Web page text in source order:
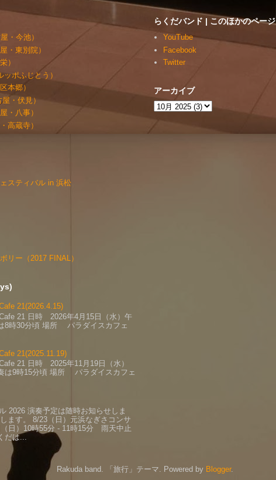
・今池）
・東別院）
）
ポふじとう）
本郷）
・伏見）
・八事）
高蔵寺）
スティバル in 浜松
リー（2017 FINAL）
21(2026.4.15)
21 日時 2026年4月15日（水）午
8時30分頃 場所 パラダイスカフェ
21(2025.11.19)
21 日時 2025年11月19日（水）
は9時15分頃 場所 パラダイスカフェ
2026 演奏予定は随時お知らせしま
ます。 8/23（日）元浜なぎさコンサ
日）10時55分 - 11時15分 雨天中止
だは...
らくだバンド | このほかのページ
YouTube
Facebook
Twitter
アーカイブ
Rakuda band. 「旅行」テーマ. Powered by Blogger.